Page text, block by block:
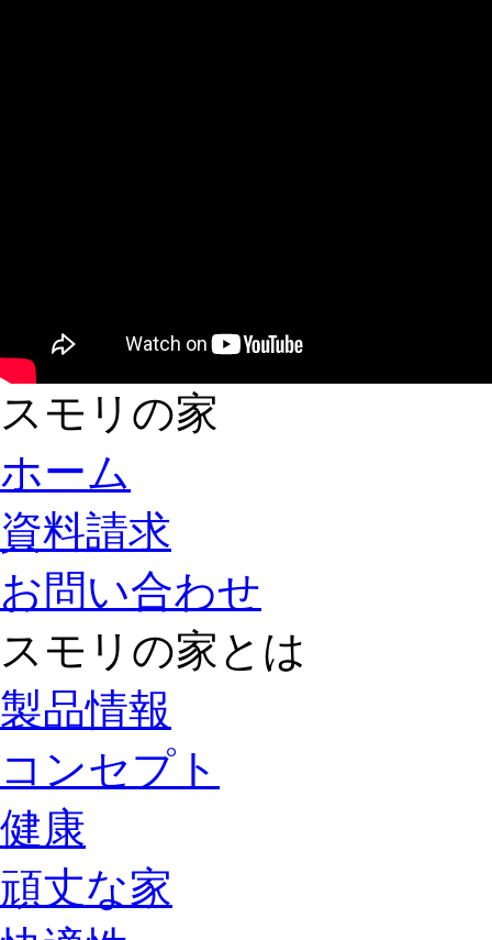
スモリの家
ホーム
資料請求
お問い合わせ
スモリの家とは
製品情報
コンセプト
健康
頑丈な家